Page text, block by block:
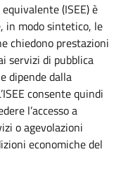
(ISEE) è
in modo sintetico, le
chiedono prestazioni
servizi di pubblica
dipende dalla
consente quindi
l’accesso a
o agevolazioni
economiche del